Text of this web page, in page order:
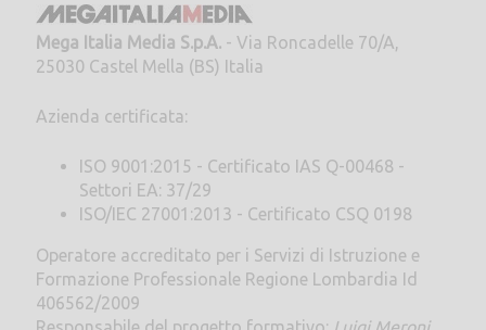
Mega Italia Media S.p.A.- Via Roncadelle 70/A,
25030 Castel Mella (BS) Italia
Azienda certificata:
ISO 9001:2015 - Certificato IAS Q-00468 -
Settori EA: 37/29
ISO/IEC 27001:2013 - Certificato CSQ 0198
Operatore accreditato per i Servizi di Istruzione e
Formazione Professionale Regione Lombardia Id
406562/2009